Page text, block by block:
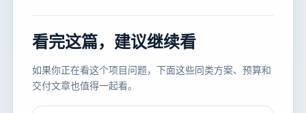
看完这篇，建议继续看
如果你正在看这个项目问题，下面这些同类方案、预算和
交付文章也值得一起看。